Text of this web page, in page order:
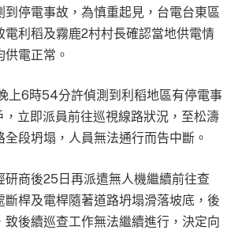
到停電事故，為慎重起見，台電台東區
電利稻及霧鹿2村村長確認當地供電情
電正常。
上6時54分許偵測到利稻地區有停電事
立即派員前往巡視線路狀況，至松濤
全段坍塌，人員無法通行而告中斷。
研商後25日再派遣無人機繼續前往查
斷桿及電桿隨著道路坍塌滑落坡底，後
致後續巡查工作無法繼續進行，決定向